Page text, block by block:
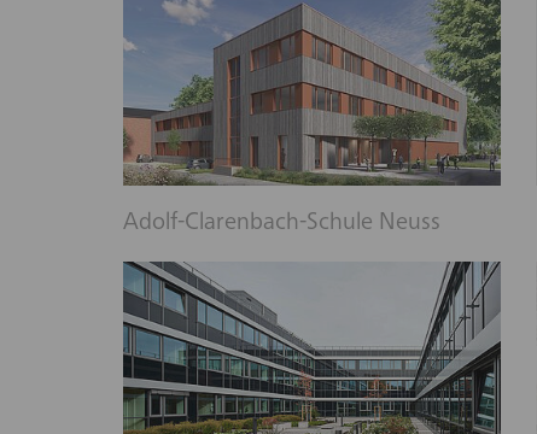
Adolf-Clarenbach-Schule Neuss